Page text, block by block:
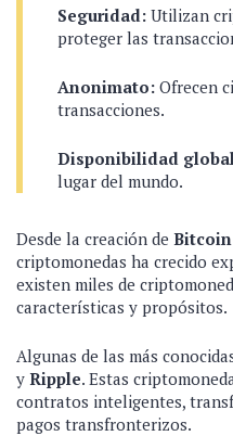
Seguridad: Utilizan
proteger las
Anonimato: Ofrecen
transacciones.
Disponibilidad
lugar del mundo.
Desde la creación de Bitcoin
criptomonedas ha crecido
existen miles de
características y propósitos.
Algunas de las más
y Ripple. Estas
contratos inteligentes,
pagos transfronterizos.